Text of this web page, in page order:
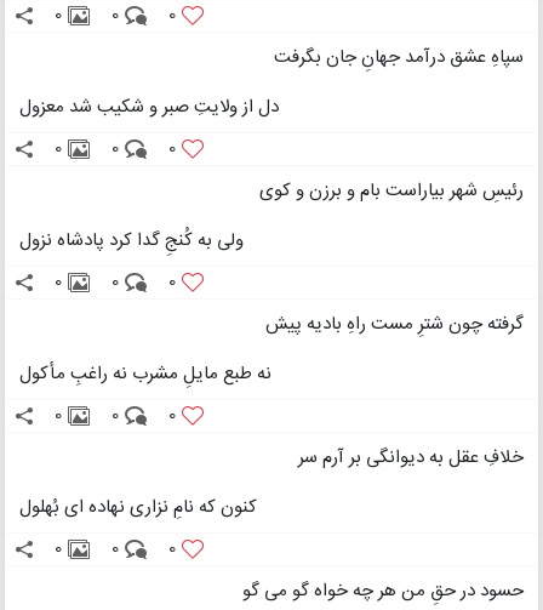
0
0
0
سپاهِ عشق درآمد جهانِ جان بگرفت
دل از ولایتِ صبر و شکیب شد معزول
0
0
0
رئیسِ شهر بیاراست بام و برزن و کوی
ولی به کُنجِ گدا کرد پادشاه نزول
0
0
0
گرفته چون شترِ مست راهِ بادیه پیش
نه طبع مایلِ مشرب نه راغبِ مأکول
0
0
0
خلافِ عقل به دیوانگی بر آرم سر
کنون که نامِ نزاری نهاده ای بُهلول
0
0
0
حسود در حقِ من هر چه خواه گو می گو